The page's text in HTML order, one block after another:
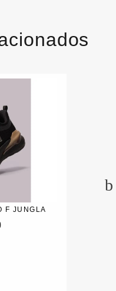
F JUNGLA